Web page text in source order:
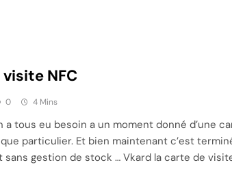
NFC
0 4 Mins
a tous eu besoin a un moment donné d’une
particulier. Et bien maintenant c’est
gestion de stock … Vkard la carte de